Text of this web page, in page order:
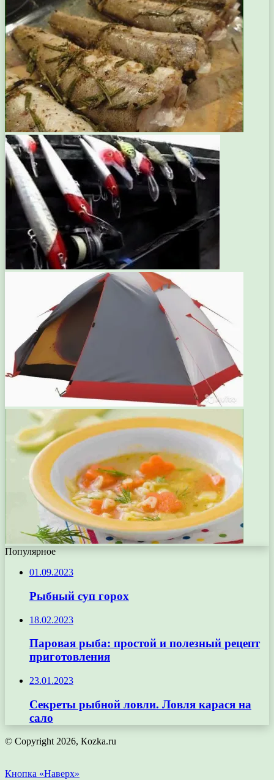
Популярное
01.09.2023
Рыбный суп горох
18.02.2023
Паровая рыба: простой и полезный рецепт
приготовления
23.01.2023
Секреты рыбной ловли. Ловля карася на
сало
© Copyright 2026, Кozka.ru
Кнопка «Наверх»